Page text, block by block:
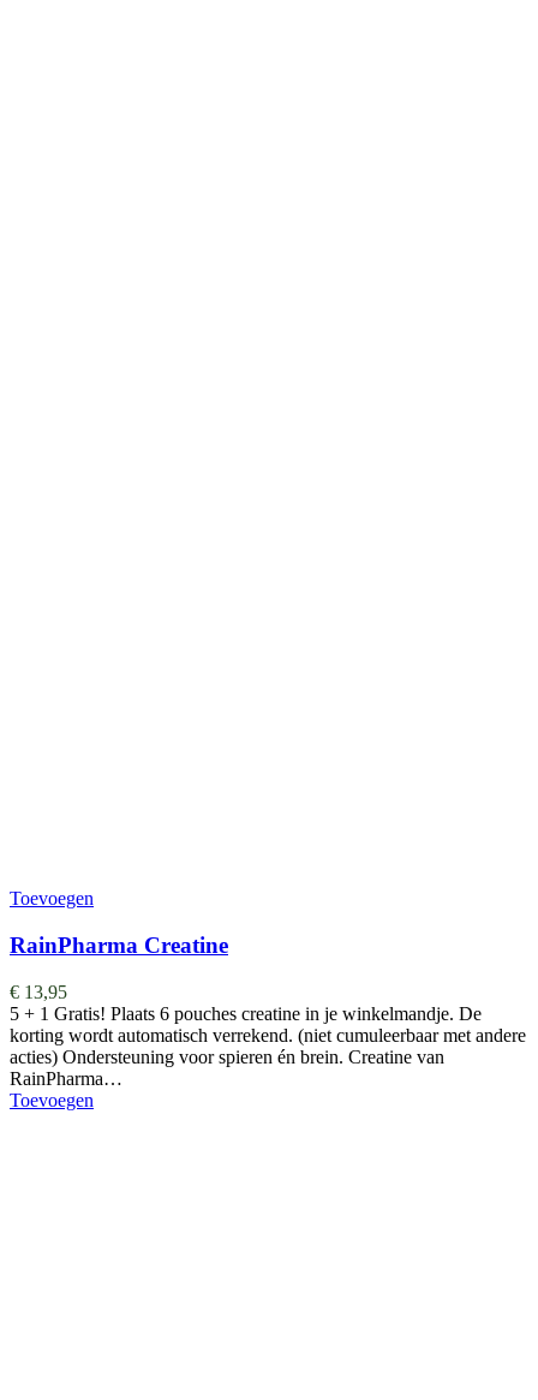
Toevoegen
RainPharma Creatine
€ 13,95
5 + 1 Gratis! Plaats 6 pouches creatine in je winkelmandje. De
korting wordt automatisch verrekend. (niet cumuleerbaar met andere
acties) Ondersteuning voor spieren én brein. Creatine van
RainPharma…
Toevoegen